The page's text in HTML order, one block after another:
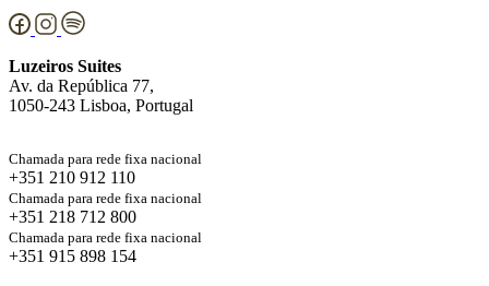
Luzeiros Suites
Av. da República 77,
1050-243 Lisboa, Portugal
Chamada para rede fixa nacional
+351 210 912 110
Chamada para rede fixa nacional
+351 218 712 800
Chamada para rede fixa nacional
+351 915 898 154